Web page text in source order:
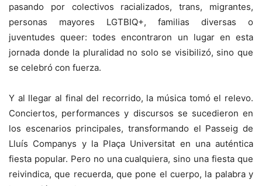
pasando por colectivos racializados, trans, migrantes,
personas mayores LGTBIQ+, familias diversas o
juventudes queer: todes encontraron un lugar en esta
jornada donde la pluralidad no solo se visibilizó, sino que
se celebró con fuerza.
Y al llegar al final del recorrido, la música tomó el relevo.
Conciertos, performances y discursos se sucedieron en
los escenarios principales, transformando el Passeig de
Lluís Companys y la Plaça Universitat en una auténtica
fiesta popular. Pero no una cualquiera, sino una fiesta que
reivindica, que recuerda, que pone el cuerpo, la palabra y